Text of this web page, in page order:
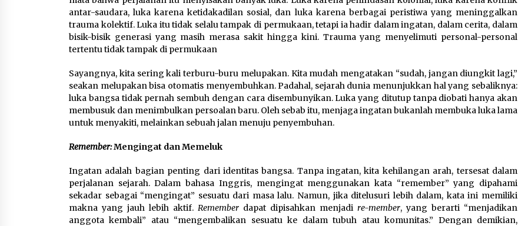
antar-saudara, luka karena ketidakadilan sosial, dan luka karena berbagai peristiwa yang meninggalkan
trauma kolektif. Luka itu tidak selalu tampak di permukaan, tetapi ia hadir dalam ingatan, dalam cerita, dalam
bisik-bisik generasi yang masih merasa sakit hingga kini. Trauma yang menyelimuti personal-personal
tertentu tidak tampak di permukaan
Sayangnya, kita sering kali terburu-buru melupakan. Kita mudah mengatakan “sudah, jangan diungkit lagi,”
seakan melupakan bisa otomatis menyembuhkan. Padahal, sejarah dunia menunjukkan hal yang sebaliknya:
luka bangsa tidak pernah sembuh dengan cara disembunyikan. Luka yang ditutup tanpa diobati hanya akan
membusuk dan menimbulkan persoalan baru. Oleh sebab itu, menjaga ingatan bukanlah membuka luka lama
untuk menyakiti, melainkan sebuah jalan menuju penyembuhan.
Remember:Mengingat dan Memeluk
Ingatan adalah bagian penting dari identitas bangsa. Tanpa ingatan, kita kehilangan arah, tersesat dalam
perjalanan sejarah. Dalam bahasa Inggris, mengingat menggunakan kata “remember” yang dipahami
sekadar sebagai “mengingat” sesuatu dari masa lalu. Namun, jika ditelusuri lebih dalam, kata ini memiliki
makna yang jauh lebih aktif. Remember dapat dipisahkan menjadi re-member, yang berarti “menjadikan
anggota kembali” atau “mengembalikan sesuatu ke dalam tubuh atau komunitas.” Dengan demikian,